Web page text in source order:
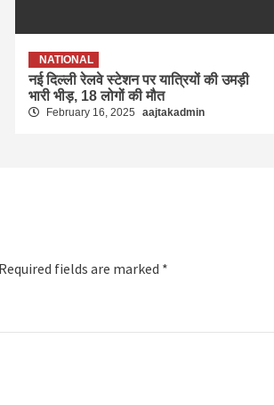
NATIONAL
नई दिल्ली रेलवे स्टेशन पर यात्रियों की उमड़ी
भारी भीड़, 18 लोगों की मौत
February 16, 2025 aajtakadmin
Required fields are marked *